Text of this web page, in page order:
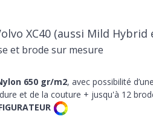
XC40 (aussi Mild Hybrid
et brode sur mesure
650 gr/m2, avec possibilité
et de la couture + jusqu'à 12